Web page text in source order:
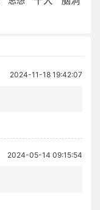
2024-11-18 19:42:07
2024-05-14 09:15:54